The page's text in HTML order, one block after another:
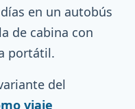
en un autobús
de cabina con
portátil.
del
viaje